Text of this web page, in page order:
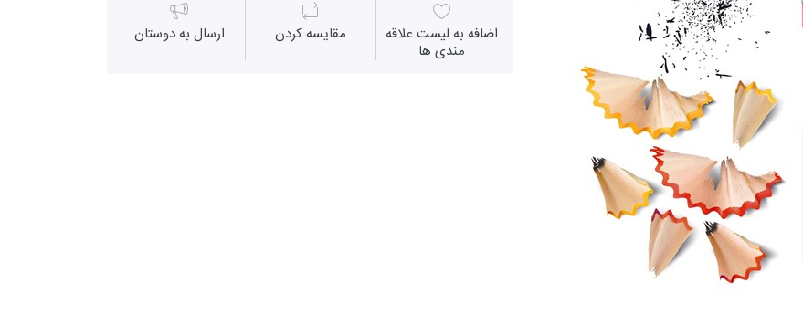
اضافه به لیست علاقه
مندی ها
مقايسه كردن ارسال به دوستان